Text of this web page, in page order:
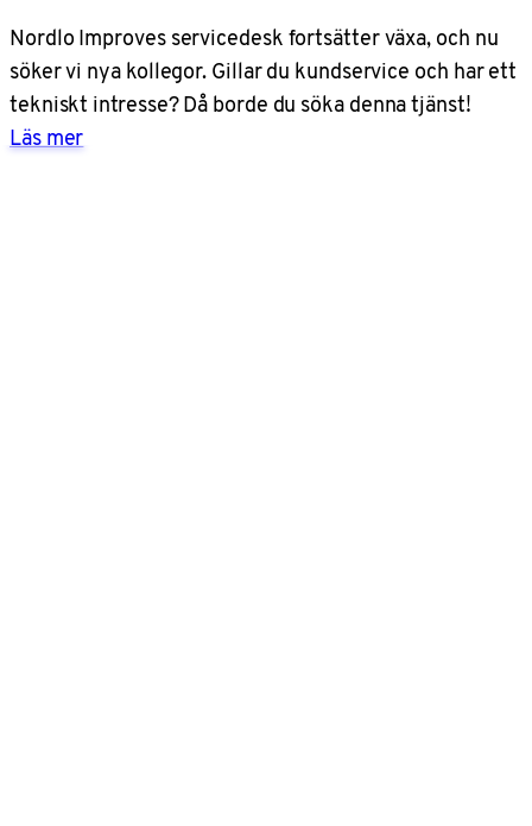
Nordlo Improves servicedesk fortsätter växa, och nu
söker vi nya kollegor. Gillar du kundservice och har ett
tekniskt intresse? Då borde du söka denna tjänst!
Läs mer